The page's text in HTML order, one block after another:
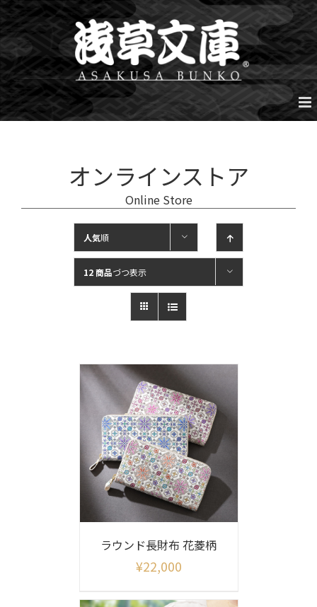
Skip
to
content
オンラインストア
Online Store
人気順
12 商品づつ表示
ラウンド長財布 花菱柄
¥22,000